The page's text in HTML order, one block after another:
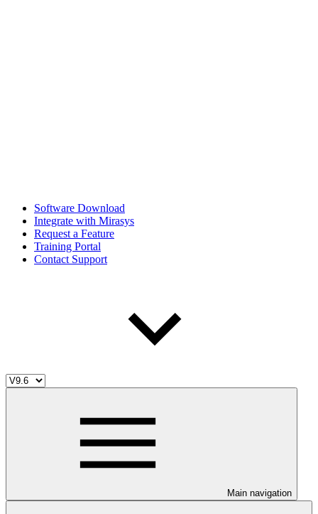
Software Download
Integrate with Mirasys
Request a Feature
Training Portal
Contact Support
Main navigation